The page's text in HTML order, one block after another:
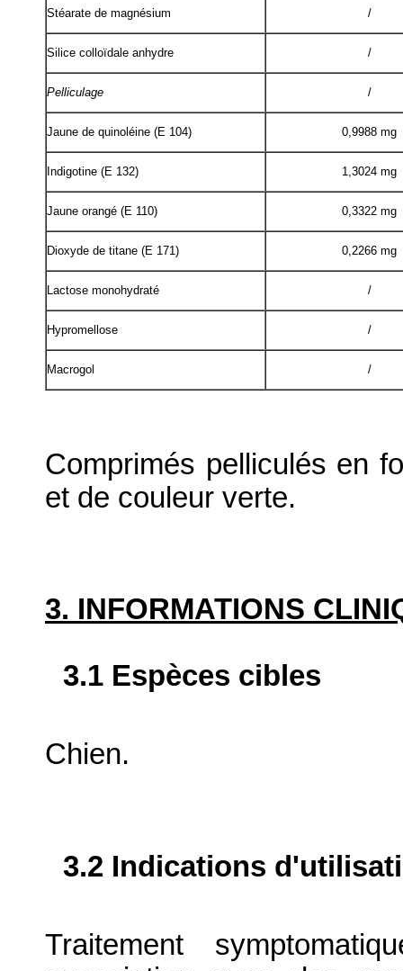
Stéarate de magnésium /
Silice colloïdale anhydre /
Pelliculage /
Jaune de quinoléine (E 104) 0,9988 mg
Indigotine (E 132) 1,3024 mg
Jaune orangé (E 110) 0,3322 mg
Dioxyde de titane (E 171) 0,2266 mg
Lactose monohydraté /
Hypromellose /
Macrogol /
Comprimés pelliculés en
et de couleur verte.
3. INFORMATIONS
3.1 Espèces cibles
Chien.
3.2 Indications
Traitement